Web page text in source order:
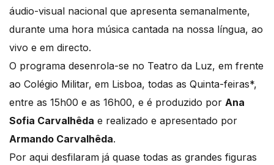
áudio-visual nacional que apresenta semanalmente,
durante uma hora música cantada na nossa língua, ao
vivo e em directo.
O programa desenrola-se no Teatro da Luz, em frente
ao Colégio Militar, em Lisboa, todas as Quinta-feiras*,
entre as 15h00 e as 16h00, e é produzido por Ana
Sofia Carvalhêda e realizado e apresentado por
Armando Carvalhêda.
Por aqui desfilaram já quase todas as grandes figuras